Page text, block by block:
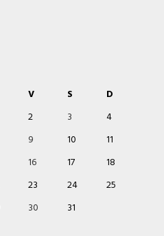
V S
D
2 3
4
9 10
11
16 17
18
23 24
25
30 31